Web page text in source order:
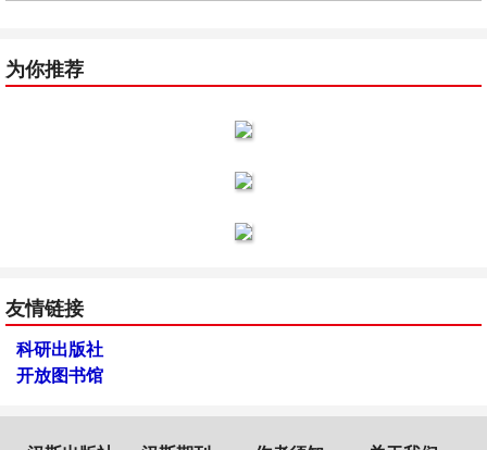
为你推荐
友情链接
科研出版社
开放图书馆